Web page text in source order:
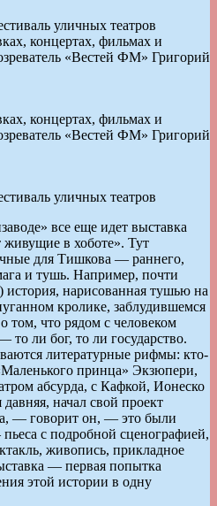
концертах, фильмах и
«Вестей ФМ» Григорий
концертах, фильмах и
«Вестей ФМ» Григорий
все еще идет выставка
в хоботе». Тут
для Тишкова — раннего,
и тушь. Например, почти
история, нарисованная тушью на
кролике, заблудившемся
том, что рядом с человеком
то ли бог, то ли государство.
литературные рифмы: кто-
принца» Экзюпери,
абсурда, с Кафкой, Ионеско
начал свой проект
— говорит он, — это были
с подробной сценографией,
живопись, прикладное
— первая попытка
этой истории в одну